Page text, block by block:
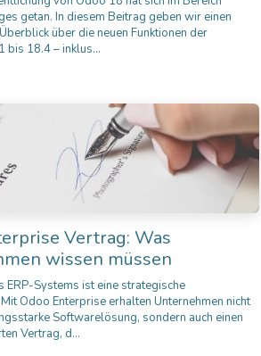
getan. In diesem Beitrag geben wir einen
über die neuen Funktionen der
bis 18.4 – inklus...
Vertrag: Was
wissen müssen
ERP-Systems ist eine strategische
Odoo Enterprise erhalten Unternehmen nicht
Softwarelösung, sondern auch einen
Vertrag, d...